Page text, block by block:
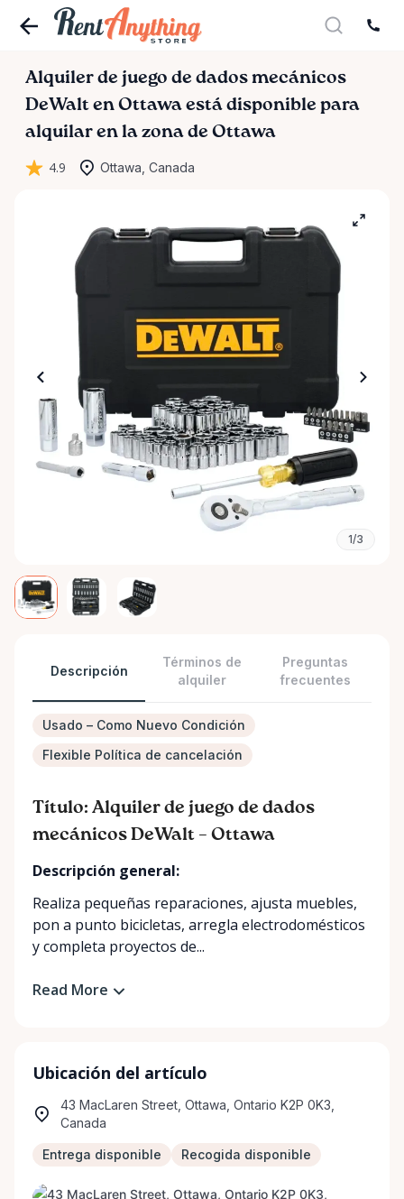
Alquiler de juego de dados mecánicos
DeWalt en Ottawa está disponible para
alquilar en la zona de Ottawa
4.9 Ottawa, Canada
1/3
Descripción
Términos de
alquiler
Preguntas
frecuentes
Usado – Como Nuevo Condición
Flexible Política de cancelación
Título: Alquiler de juego de dados
mecánicos DeWalt – Ottawa
Descripción general:
Realiza pequeñas reparaciones, ajusta muebles,
pon a punto bicicletas, arregla electrodomésticos
y completa proyectos de...
Read More
Ubicación del artículo
43 MacLaren Street, Ottawa, Ontario K2P 0K3,
Canada
Entrega disponible Recogida disponible